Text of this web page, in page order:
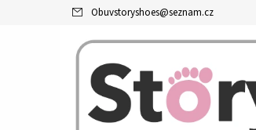
Obuvstoryshoes@seznam.cz